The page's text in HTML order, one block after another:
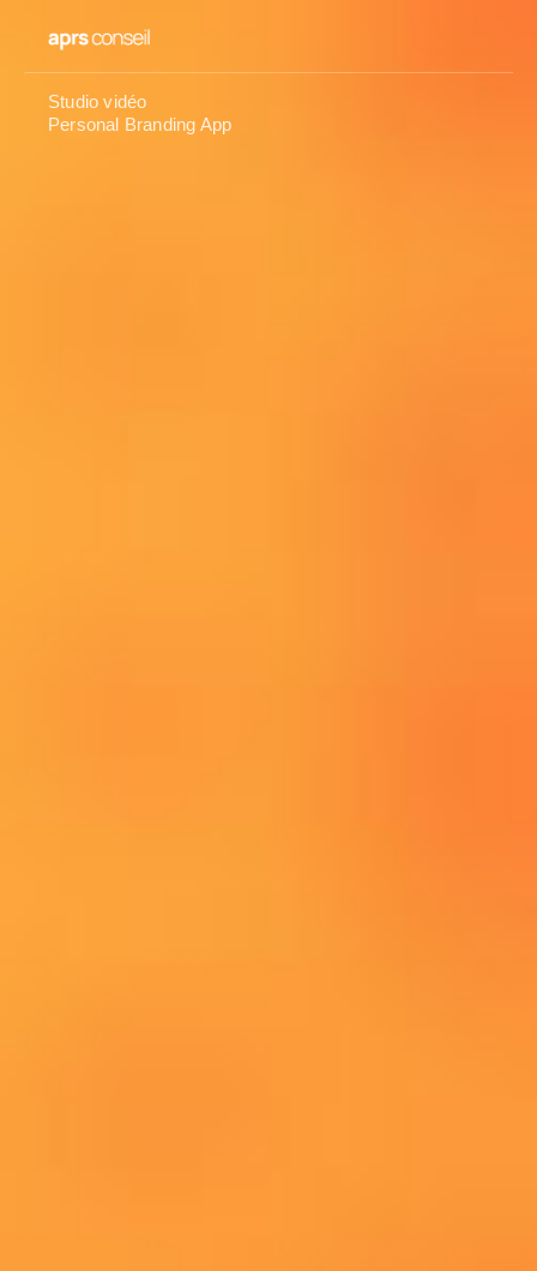
Personal Branding App
Studio vidéo